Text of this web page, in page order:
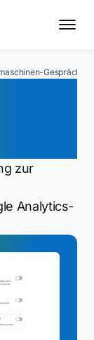
zur
Analytics-